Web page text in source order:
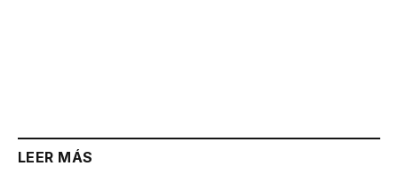
LEER MÁS